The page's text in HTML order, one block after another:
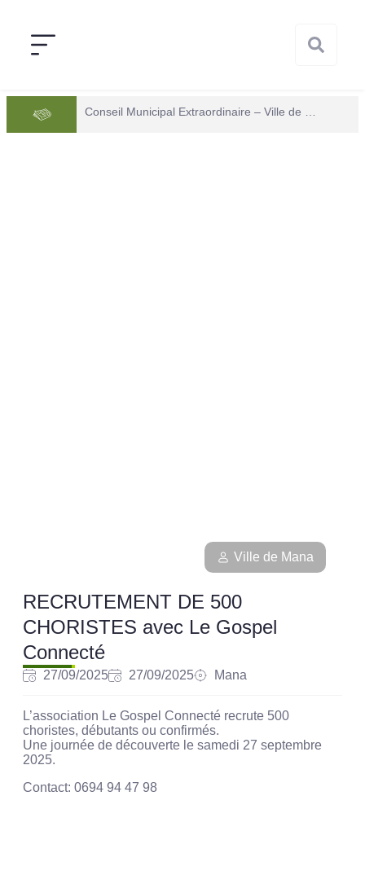
Ville de Mana
RECRUTEMENT DE 500
CHORISTES avec Le Gospel
Connecté
27/09/2025 27/09/2025 Mana
L’association Le Gospel Connecté recrute 500
choristes, débutants ou confirmés.
Une journée de découverte le samedi 27 septembre
2025.
Contact: 0694 94 47 98